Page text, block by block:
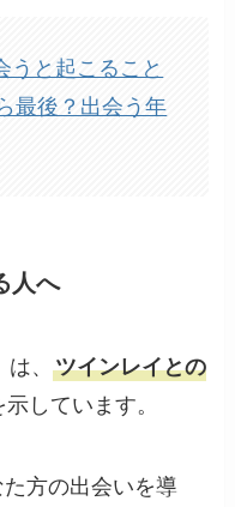
うと起こること
最後？出会う年
人へ
は、ツインレイとの
示しています。
方の出会いを導